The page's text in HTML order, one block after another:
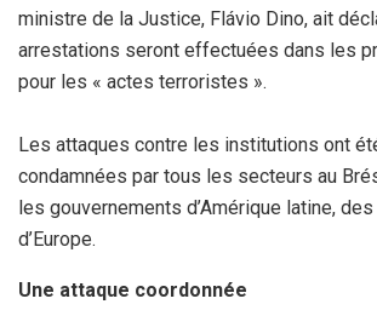
ministre de la Justice, Flávio Dino, ait
arrestations seront effectuées dans les
pour les « actes terroristes ».
Les attaques contre les institutions ont
condamnées par tous les secteurs au
les gouvernements d’Amérique latine,
d’Europe.
Une attaque coordonnée